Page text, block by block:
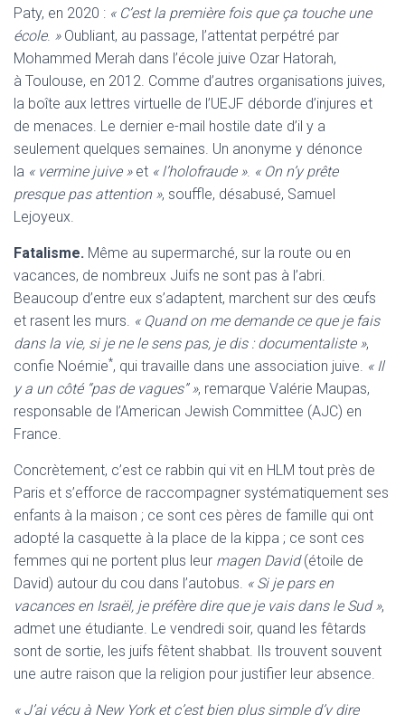
Paty, en 2020 : « C’est la première fois que ça touche une
école. »Oubliant, au passage, l’attentat perpétré par
Mohammed Merah dans l’école juive Ozar Hatorah,
à Toulouse, en 2012. Comme d’autres organisations juives,
la boîte aux lettres virtuelle de l’UEJF déborde d’injures et
de menaces. Le dernier e-mail hostile date d’il y a
seulement quelques semaines. Un anonyme y dénonce
la « vermine juive »et « l’holofraude ». « On n’y prête
presque pas attention », souffle, désabusé, Samuel
Lejoyeux.
Fatalisme. Même au supermarché, sur la route ou en
vacances, de nombreux Juifs ne sont pas à l’abri.
Beaucoup d’entre eux s’adaptent, marchent sur des œufs
et rasent les murs. « Quand on me demande ce que je fais
dans la vie, si je ne le sens pas, je dis : documentaliste »,
confie Noémie*, qui travaille dans une association juive. « Il
y a un côté “pas de vagues” », remarque Valérie Maupas,
responsable de l’American Jewish Committee (AJC) en
France.
Concrètement, c’est ce rabbin qui vit en HLM tout près de
Paris et s’efforce de raccompagner systématiquement ses
enfants à la maison ; ce sont ces pères de famille qui ont
adopté la casquette à la place de la kippa ; ce sont ces
femmes qui ne portent plus leur magen David(étoile de
David) autour du cou dans l’autobus. « Si je pars en
vacances en Israël, je préfère dire que je vais dans le Sud »,
admet une étudiante. Le vendredi soir, quand les fêtards
sont de sortie, les juifs fêtent shabbat. Ils trouvent souvent
une autre raison que la religion pour justifier leur absence.
« J’ai vécu à New York et c’est bien plus simple d’y dire